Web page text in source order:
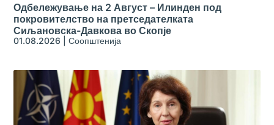
Одбележување на 2 Август – Илинден под
покровителство на претседателката
Сиљановска-Давкова во Скопје
01.08.2026 |Соопштенија